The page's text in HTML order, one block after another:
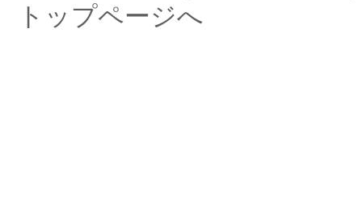
トップページへ